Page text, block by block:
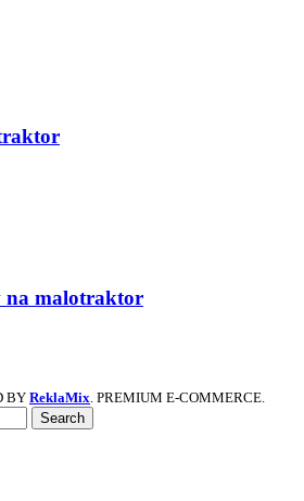
na malotraktor
BY ReklaMix . PREMIUM E-COMMERCE.
Search